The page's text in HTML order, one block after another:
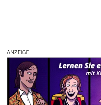
ANZEIGE